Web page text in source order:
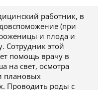
работник, в
(при
и плода и
Сотрудник этой
помощь врачу в
на свет, осмотра
плановых
Проводить роды с